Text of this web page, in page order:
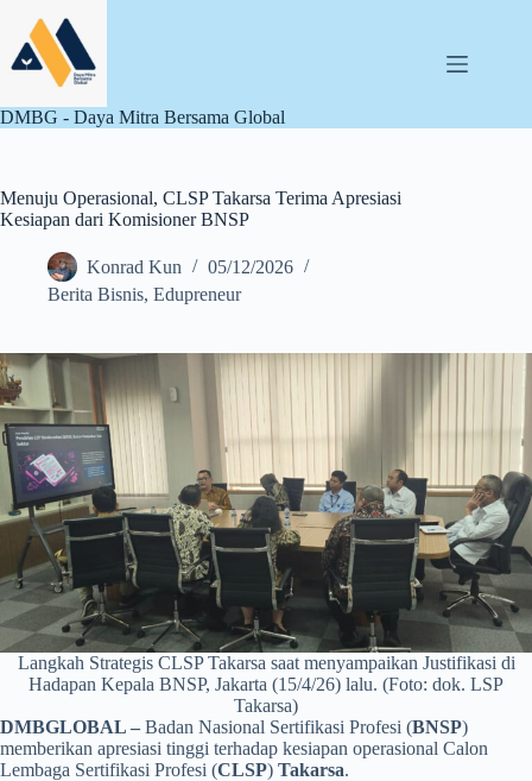
content
DMBG - Daya Mitra Bersama Global
Menuju Operasional, CLSP Takarsa Terima Apresiasi
Kesiapan dari Komisioner BNSP
Konrad Kun
05/12/2026
Berita Bisnis, Edupreneur
Langkah Strategis CLSP Takarsa saat menyampaikan Justifikasi di
Hadapan Kepala BNSP, Jakarta (15/4/26) lalu. (Foto: dok. LSP
Takarsa)
DMBGLOBAL – Badan Nasional Sertifikasi Profesi (BNSP)
memberikan apresiasi tinggi terhadap kesiapan operasional Calon
Lembaga Sertifikasi Profesi (CLSP) Takarsa.